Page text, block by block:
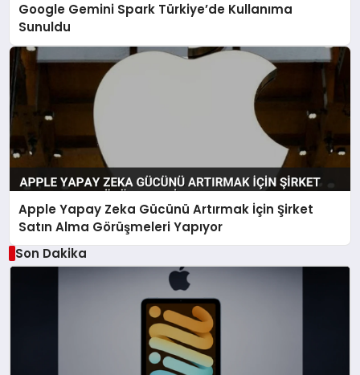
Google Gemini Spark Türkiye’de Kullanıma
Sunuldu
Apple Yapay Zeka Gücünü Artırmak İçin Şirket
Satın Alma Görüşmeleri Yapıyor
Son Dakika